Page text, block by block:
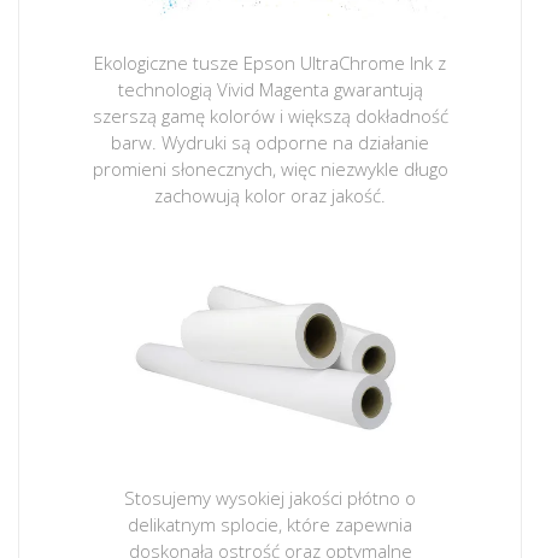
Ekologiczne tusze Epson UltraChrome Ink z
technologią Vivid Magenta gwarantują
szerszą gamę kolorów i większą dokładność
barw. Wydruki są odporne na działanie
promieni słonecznych, więc niezwykle długo
zachowują kolor oraz jakość.
Stosujemy wysokiej jakości płótno o
delikatnym splocie, które zapewnia
doskonałą ostrość oraz optymalne